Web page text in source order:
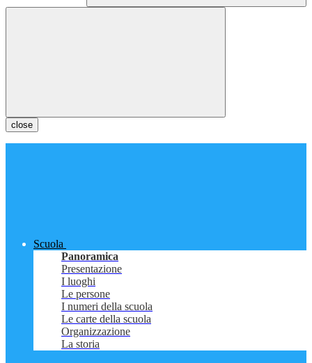
close
Scuola
Panoramica
Presentazione
I luoghi
Le persone
I numeri della scuola
Le carte della scuola
Organizzazione
La storia